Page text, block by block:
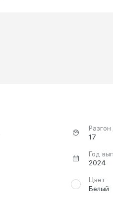
17
Год
2024
Цвет
Белый